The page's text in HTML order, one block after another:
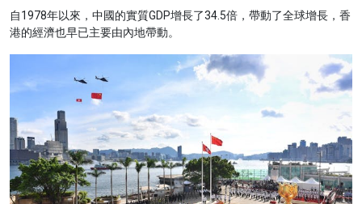
自1978年以來，中國的實質GDP增長了34.5倍，帶動了全球增長，香
港的經濟也早已主要由內地帶動。